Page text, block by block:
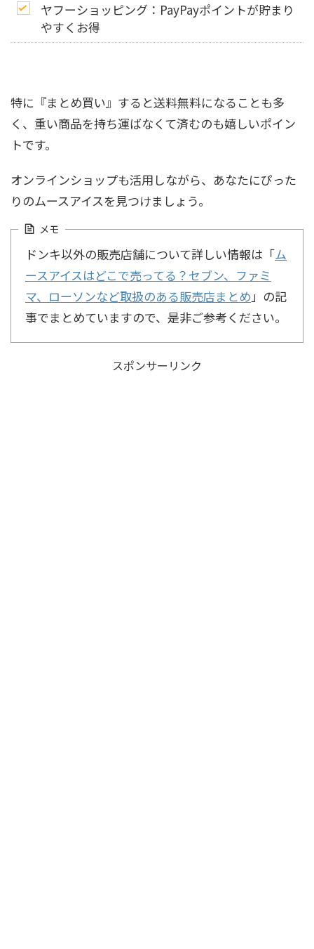
ヤフーショッピング：PayPayポイントが貯まり
やすくお得
特に『まとめ買い』すると送料無料になることも多
く、重い商品を持ち運ばなくて済むのも嬉しいポイン
トです。
オンラインショップも活用しながら、あなたにぴった
りのムースアイスを見つけましょう。
メモ
ドンキ以外の販売店舗について詳しい情報は「ム
ースアイスはどこで売ってる？セブン、ファミ
マ、ローソンなど取扱のある販売店まとめ 」の記
事でまとめていますので、是非ご参考ください。
スポンサーリンク